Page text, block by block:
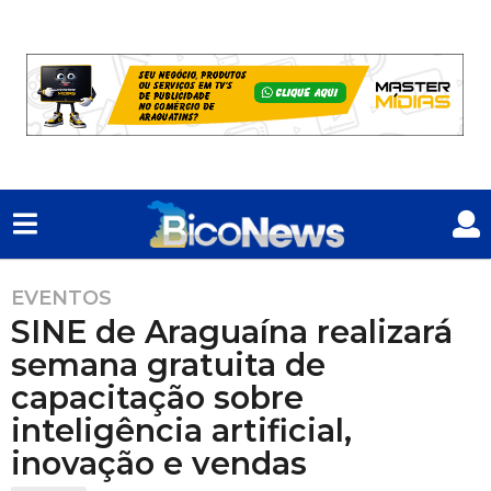
3
m
s
e
s
a
EVENTOS
SINE de Araguaína realizará
semana gratuita de
capacitação sobre
inteligência artificial,
inovação e vendas